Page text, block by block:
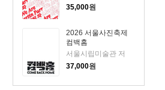
35,000원
2026 서울사진축제
컴백홈
서울시립미술관 저
37,000원